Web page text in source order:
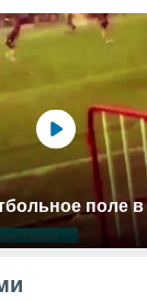
поле в